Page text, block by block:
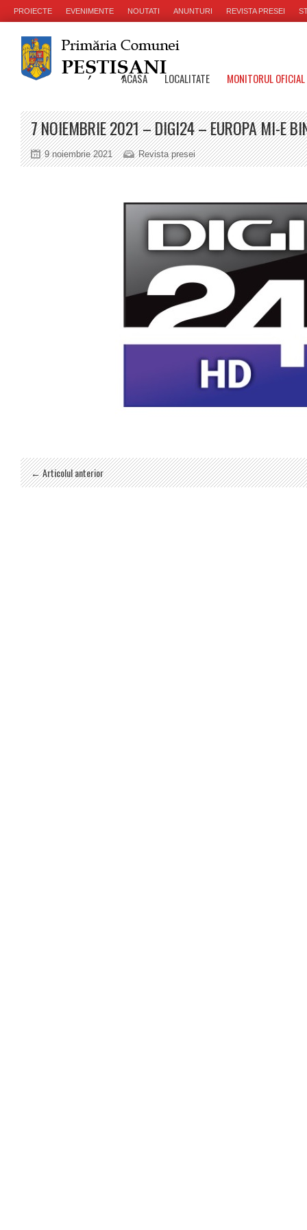
PROIECTE EVENIMENTE NOUTATI ANUNTURI REVISTA PRESEI
ACASA LOCALITATE MONITORUL
7 NOIEMBRIE 2021 – DIGI24 – EUROPA MI-E
9 noiembrie 2021 Revista presei
← Articolul anterior